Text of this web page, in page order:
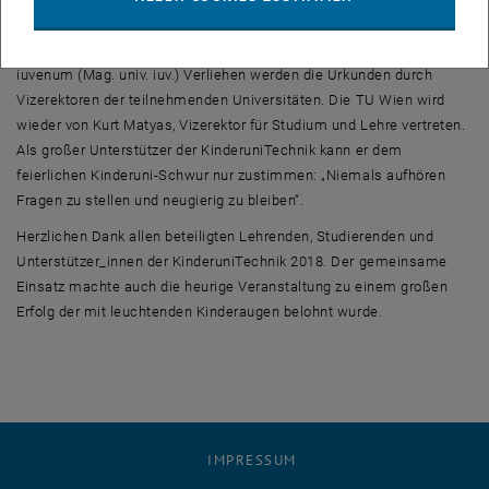
statt. In fünf Terminen ab 10.00 Uhr erhalten die Kinderuni-
iuvenum (Mag. univ. iuv.) Verliehen werden die Urkunden durch
Vizerektoren der teilnehmenden Universitäten. Die TU Wien wird
wieder von Kurt Matyas, Vizerektor für Studium und Lehre vertreten.
Als großer Unterstützer der KinderuniTechnik kann er dem
feierlichen Kinderuni-Schwur nur zustimmen: „Niemals aufhören
Fragen zu stellen und neugierig zu bleiben“.
Herzlichen Dank allen beteiligten Lehrenden, Studierenden und
Unterstützer_innen der KinderuniTechnik 2018. Der gemeinsame
Einsatz machte auch die heurige Veranstaltung zu einem großen
Erfolg der mit leuchtenden Kinderaugen belohnt wurde.
IMPRESSUM